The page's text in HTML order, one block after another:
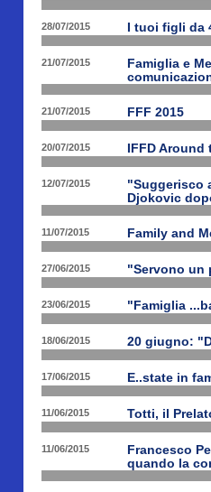
28/07/2015 I tuoi figli da
21/07/2015
Famiglia e
21/07/2015 FFF 2015
20/07/2015 IFFD
12/07/2015
"Suggerisco
Djokovic
11/07/2015 Family and
27/06/2015 "Servono un
23/06/2015 "Famiglia
18/06/2015 20 giugno:
17/06/2015 E..state in
11/06/2015 Totti, il
11/06/2015
Francesco
quando la